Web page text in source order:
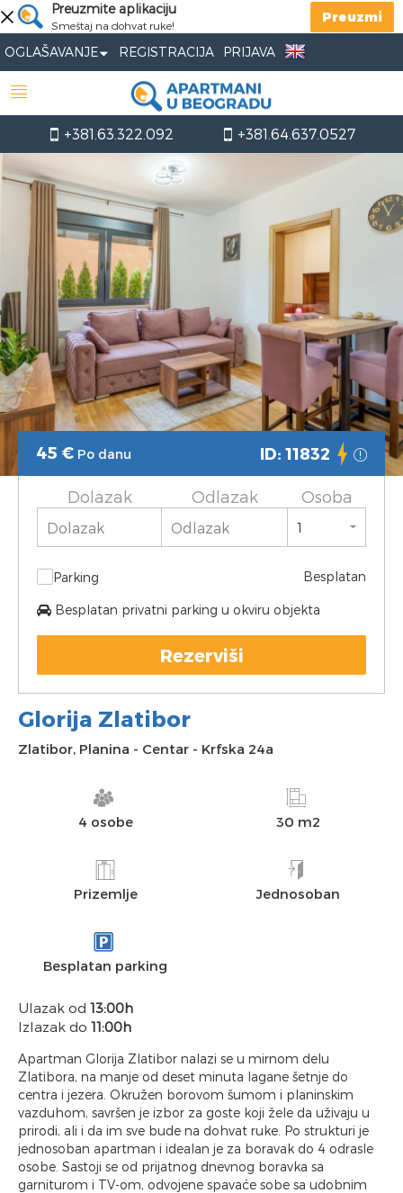
Preuzmite aplikaciju
Smeštaj na dohvat ruke!
Preuzmi
OGLAŠAVANJE REGISTRACIJA PRIJAVA
+381.63.322.092 +381.64.637.0527
45 € Po danu ID: 11832
Dolazak Odlazak Osoba
Parking Besplatan
Besplatan privatni parking u okviru objekta
Rezerviši
Glorija Zlatibor
Zlatibor, Planina - Centar - Krfska 24a
4 osobe 30 m2
Prizemlje Jednosoban
Besplatan parking
Ulazak od 13:00h
Izlazak do 11:00h
Apartman Glorija Zlatibor nalazi se u mirnom delu
Zlatibora, na manje od deset minuta lagane šetnje do
centra i jezera. Okružen borovom šumom i planinskim
vazduhom, savršen je izbor za goste koji žele da uživaju u
prirodi, ali i da im sve bude na dohvat ruke. Po strukturi je
jednosoban apartman i idealan je za boravak do 4 odrasle
osobe. Sastoji se od prijatnog dnevnog boravka sa
garniturom i TV-om, odvojene spavaće sobe sa udobnim